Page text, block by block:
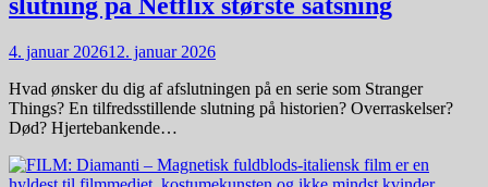
slutning på Netflix største satsning
4. januar 202612. januar 2026
Hvad ønsker du dig af afslutningen på en serie som Stranger
Things? En tilfredsstillende slutning på historien? Overraskelser?
Død? Hjertebankende…